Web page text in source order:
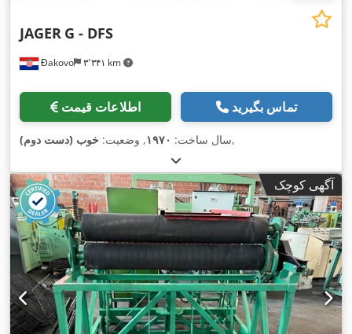
Đakovo ۳٬۳۴۱ km
JAGER G - DFS
اطلاعات قیمت تماس بگیرید
سال ساخت: ۱۹۷۰, وضعیت: خوب (دست دوم) ,
آگهی کوچک